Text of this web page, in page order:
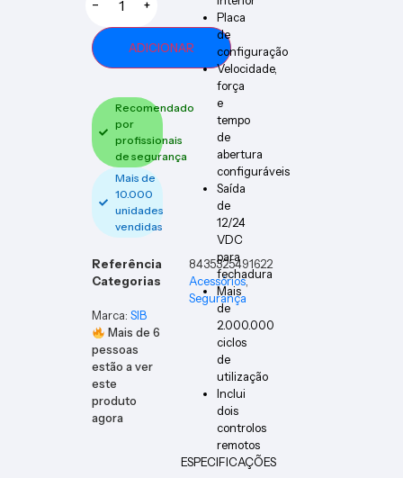
− +
ADICIONAR
Recomendado
por
profissionais
de segurança
Mais de
10.000
unidades
vendidas
Referência
8435325491622
Categorias
Acessórios,
Segurança
Marca:SIB
Mais de6
pessoas
estão a ver
este
produto
agora
Placa
de
configuração
Velocidade,
força
e
tempo
de
abertura
configuráveis
Saída
de
12/24
VDC
para
fechadura
Mais
de
2.000.000
ciclos
de
utilização
Inclui
dois
controlos
remotos
ESPECIFICAÇÕES